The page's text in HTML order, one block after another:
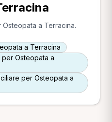
a Terracina.
a Terracina
per Osteopata a
per Osteopata a